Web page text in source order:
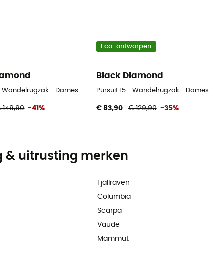
Wandelrugzak - Dames
149,90 -41%
Eco-ontworpen
Black Diamond
Pursuit 15 - Wandelrugzak - Dames
€ 83,90 € 129,90 -35%
& uitrusting merken
Fjällräven
Columbia
Scarpa
Vaude
Mammut